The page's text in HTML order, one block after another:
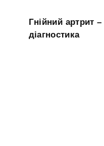
Гнійний артрит
діагностика